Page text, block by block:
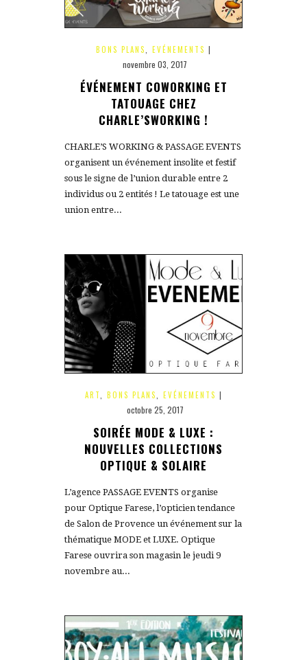
BONS PLANS, EVÉNEMENTS |
novembre 03, 2017
ÉVÉNEMENT COWORKING ET
TATOUAGE CHEZ
CHARLE’SWORKING !
CHARLE’S WORKING & PASSAGE EVENTS
organisent un événement insolite et festif
sous le signe de l’union durable entre 2
individus ou 2 entités ! Le tatouage est une
union entre...
ART, BONS PLANS, EVÉNEMENTS |
octobre 25, 2017
SOIRÉE MODE & LUXE :
NOUVELLES COLLECTIONS
OPTIQUE & SOLAIRE
L’agence PASSAGE EVENTS organise
pour Optique Farese, l’opticien tendance
de Salon de Provence un événement sur la
thématique MODE et LUXE. Optique
Farese ouvrira son magasin le jeudi 9
novembre au...